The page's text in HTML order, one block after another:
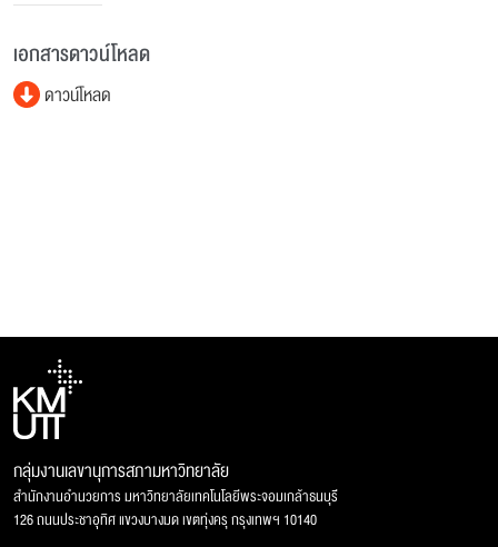
เอกสารดาวน์โหลด
ดาวน์โหลด
กลุ่มงานเลขานุการสภามหาวิทยาลัย
สำนักงานอำนวยการ มหาวิทยาลัยเทคโนโลยีพระจอมเกล้าธนบุรี
126 ถนนประชาอุทิศ แขวงบางมด เขตทุ่งครุ กรุงเทพฯ 10140